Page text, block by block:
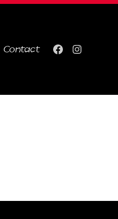
Contact Facebook